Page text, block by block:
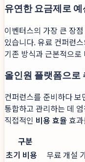
유연한 요금제로
이벤터스의 가장 큰 장
있습니다. 유료 컨퍼런
기존 방식과 근본적으
올인원 플랫폼으로
컨퍼런스를 준비하다
통합하고 관리하는 데
직접적인 비용 효율효
구분
초기 비용
무료 개설